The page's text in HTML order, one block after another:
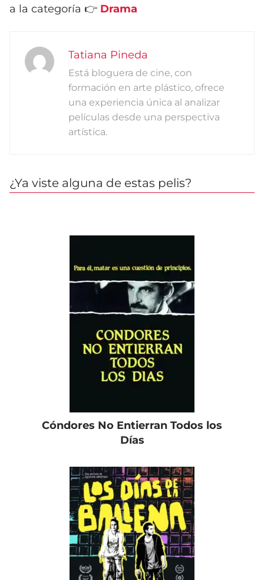
a la categoría 👉 Drama
Tatiana Pineda
Está bloguera de cine, con
formación en arte plástico, ofrece
una experiencia única al analizar
películas desde una perspectiva
artística.
¿Ya viste alguna de estas pelis?
Cóndores No Entierran Todos los
Días